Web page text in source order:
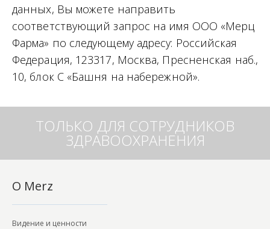
данных, Вы можете направить
соответствующий запрос на имя ООО «Мерц
Фарма» по следующему адресу: Российская
Федерация, 123317, Москва, Пресненская наб.,
10, блок С «Башня на набережной».
ТОЛЬКО ДЛЯ СОТРУДНИКОВ
ЗДРАВООХРАНЕНИЯ
О Merz
Видение и ценности